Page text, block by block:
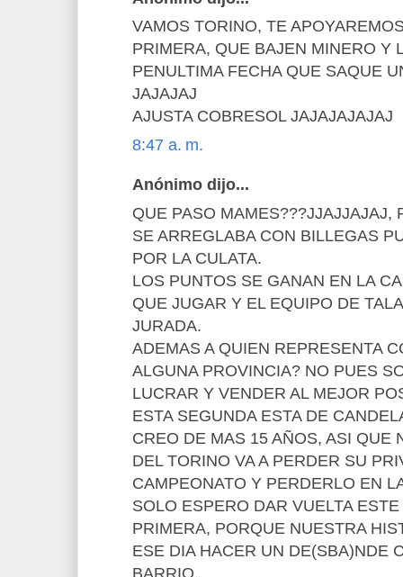
VAMOS TORINO, TE
PRIMERA, QUE BAJEN MINERO Y
PENULTIMA FECHA QUE SAQUE
JAJAJAJ
AJUSTA COBRESOL JAJAJAJAJAJ
8:47 a. m.
Anónimo dijo...
QUE PASO MAMES???JJAJJAJAJ,
SE ARREGLABA CON BILLEGAS
POR LA CULATA.
LOS PUNTOS SE GANAN EN LA
QUE JUGAR Y EL EQUIPO DE
JURADA.
ADEMAS A QUIEN REPRESENTA
ALGUNA PROVINCIA? NO PUES
LUCRAR Y VENDER AL MEJOR
ESTA SEGUNDA ESTA DE
CREO DE MAS 15 AÑOS, ASI QUE
DEL TORINO VA A PERDER SU
CAMPEONATO Y PERDERLO EN
SOLO ESPERO DAR VUELTA
PRIMERA, PORQUE NUESTRA
ESE DIA HACER UN DE(SBA)NDE
BARRIO.